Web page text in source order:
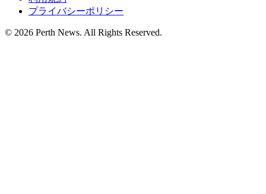
プライバシーポリシー
© 2026 Perth News. All Rights Reserved.